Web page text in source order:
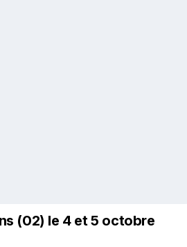
(02) le 4 et 5 octobre